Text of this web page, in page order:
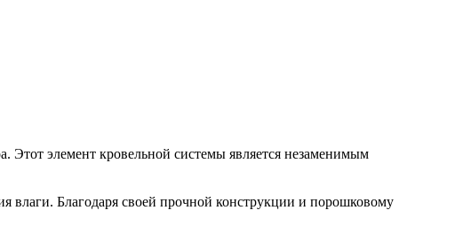
Этот элемент кровельной системы является незаменимым
влаги. Благодаря своей прочной конструкции и порошковому